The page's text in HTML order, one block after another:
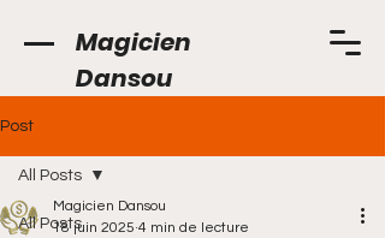
Magicien
Dansou
Post
All Posts
All Posts
Magicien Dansou
18 juin 2025 4 min de lecture